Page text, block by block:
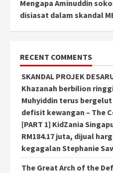
Mengapa Aminuddin
disiasat dalam skandal
RECENT COMMENTS
SKANDAL PROJEK
Khazanah berbilion
Muhyiddin terus
defisit kewangan – The
[PART 1] KidZania
RM184.17 juta, dijual
kegagalan Stephanie
The Great Arch of the